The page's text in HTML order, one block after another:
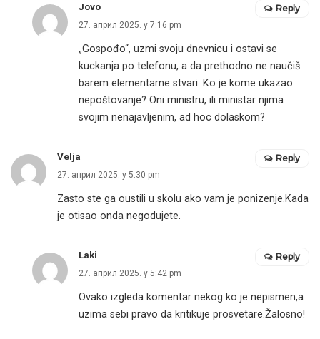
Jovo
27. април 2025. у 7:16 pm
„Gospođo“, uzmi svoju dnevnicu i ostavi se
kuckanja po telefonu, a da prethodno ne naučiš
barem elementarne stvari. Ko je kome ukazao
nepoštovanje? Oni ministru, ili ministar njima
svojim nenajavljenim, ad hoc dolaskom?
Reply
Velja
27. април 2025. у 5:30 pm
Zasto ste ga oustili u skolu ako vam je ponizenje.Kada
je otisao onda negodujete.
Reply
Laki
27. април 2025. у 5:42 pm
Ovako izgleda komentar nekog ko je nepismen,a
uzima sebi pravo da kritikuje prosvetare.Žalosno!
Reply